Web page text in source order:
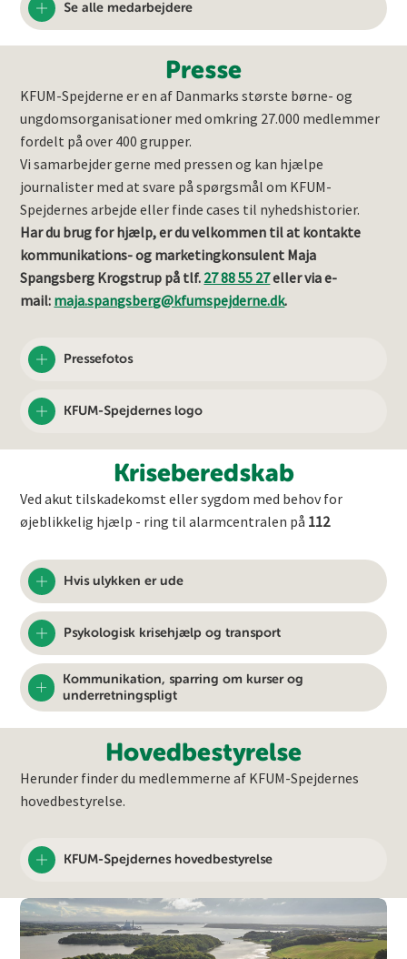
Se alle medarbejdere
Presse
KFUM-Spejderne er en af Danmarks største børne- og
ungdomsorganisationer med omkring 27.000 medlemmer
fordelt på over 400 grupper.
Vi samarbejder gerne med pressen og kan hjælpe
journalister med at svare på spørgsmål om KFUM-
Spejdernes arbejde eller finde cases til nyhedshistorier.
Har du brug for hjælp, er du velkommen til at kontakte
kommunikations- og marketingkonsulent Maja
Spangsberg Krogstrup på tlf. 27 88 55 27eller via e-
mail: maja.spangsberg@kfumspejderne.dk.
Pressefotos
KFUM-Spejdernes logo
Kriseberedskab
Ved akut tilskadekomst eller sygdom med behov for
øjeblikkelig hjælp - ring til alarmcentralen på 112
Hvis ulykken er ude
Psykologisk krisehjælp og transport
Kommunikation, sparring om kurser og
underretningspligt
Hovedbestyrelse
Herunder finder du medlemmerne af KFUM-Spejdernes
hovedbestyrelse.
KFUM-Spejdernes hovedbestyrelse